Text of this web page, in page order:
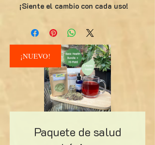
¡Siente el cambio con cada uso!
¡NUEVO!
Paquete de salud